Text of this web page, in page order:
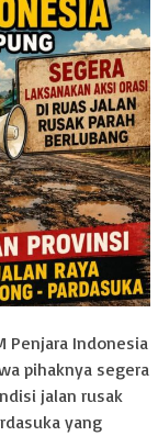
Penjara Indonesia
pihaknya segera
jalan rusak
yang